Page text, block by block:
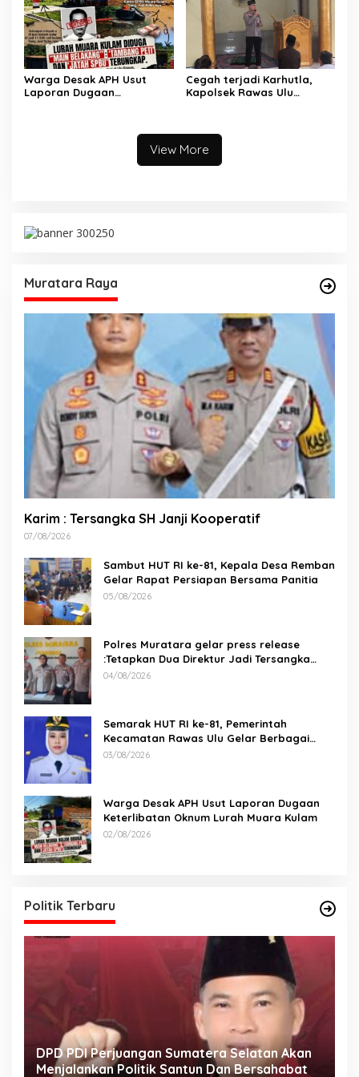
Orang
Warga Desak APH Usut
Laporan Dugaan
Cegah terjadi Karhutla,
Kapolsek Rawas Ulu
View More
Muratara Raya
Karim : Tersangka SH Janji Kooperatif
07/08/2026
Sambut HUT RI ke-81, Kepala Desa Remban
Gelar Rapat Persiapan Bersama Panitia
05/08/2026
Polres Muratara gelar press release
:Tetapkan Dua Direktur Jadi Tersangka
Kecelakaan Maut antara Bus ALS dan
04/08/2026
Semarak HUT RI ke-81, Pemerintah
Kecamatan Rawas Ulu Gelar Berbagai
Lomba
03/08/2026
Warga Desak APH Usut Laporan Dugaan
Keterlibatan Oknum Lurah Muara Kulam
02/08/2026
Politik Terbaru
DPD PDI Perjuangan Sumatera Selatan Akan
Menjalankan Politik Santun Dan Bersahabat